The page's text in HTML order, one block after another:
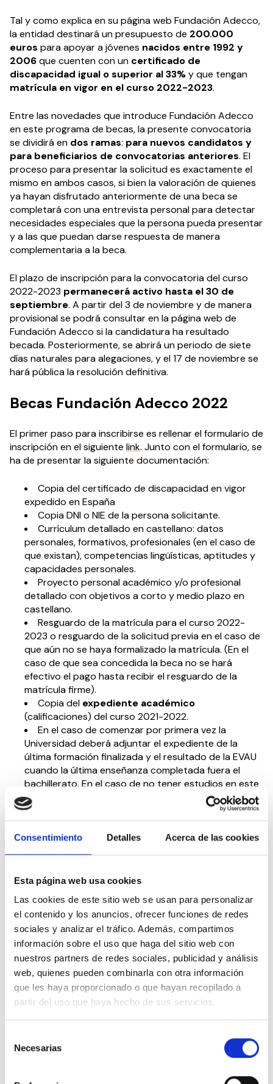
Consentimiento Detalles Acerca de las cookies
Esta página web usa cookies
Las cookies de este sitio web se usan para personalizar
el contenido y los anuncios, ofrecer funciones de redes
sociales y analizar el tráfico. Además, compartimos
información sobre el uso que haga del sitio web con
nuestros partners de redes sociales, publicidad y análisis
web, quienes pueden combinarla con otra información
que les haya proporcionado o que hayan recopilado a
partir del uso que haya hecho de sus servicios.
Necesarias
Tal y como explica en su página web Fundación Adecco,
la entidad destinará un presupuesto de 200.000
euros para apoyar a jóvenes nacidos entre 1992 y
2006que cuenten con un certificado de
discapacidad igual o superior al 33%y que tengan
matrícula en vigor en el curso 2022-2023.
Entre las novedades que introduce Fundación Adecco
en este programa de becas, la presente convocatoria
se dividirá en dos ramas: para nuevos candidatos y
para beneficiarios de convocatorias anteriores. El
proceso para presentar la solicitud es exactamente el
mismo en ambos casos, si bien la valoración de quienes
ya hayan disfrutado anteriormente de una beca se
completará con una entrevista personal para detectar
necesidades especiales que la persona pueda presentar
y a las que puedan darse respuesta de manera
complementaria a la beca.
El plazo de inscripción para la convocatoria del curso
2022-2023 permanecerá activo hasta el 30 de
septiembre. A partir del 3 de noviembre y de manera
provisional se podrá consultar en la página web de
Fundación Adecco si la candidatura ha resultado
becada. Posteriormente, se abrirá un periodo de siete
días naturales para alegaciones, y el 17 de noviembre se
hará pública la resolución definitiva.
Becas Fundación Adecco 2022
El primer paso para inscribirse es rellenar el formulario de
inscripciónen el siguiente link. Junto con el formulario, se
ha de presentar la siguiente documentación:
Copia del certificado de discapacidad en vigor
expedido en España
Copia DNI o NIE de la persona solicitante.
Currículum detallado en castellano: datos
personales, formativos, profesionales (en el caso de
que existan), competencias lingüísticas, aptitudes y
capacidades personales.
Proyecto personal académico y/o profesional
detallado con objetivos a corto y medio plazo en
castellano.
Resguardo de la matrícula para el curso 2022-
2023 o resguardo de la solicitud previa en el caso de
que aún no se haya formalizado la matrícula. (En el
caso de que sea concedida la beca no se hará
efectivo el pago hasta recibir el resguardo de la
matrícula firme).
Copia del expediente académico
(calificaciones) del curso 2021-2022.
En el caso de comenzar por primera vez la
Universidad deberá adjuntar el expediente de la
última formación finalizada y el resultado de la EVAU
cuando la última enseñanza completada fuera el
bachillerato. En el caso de no tener estudios en este
curso será de los últimos
finalizados cómo máximo
en diciembre 2017
Presupuesto detallado del destino de los fondos
de la Beca en castellano.
Vida laboral (en el caso de que haya tenido alguna
Acreditación denivel de inglés
Tras la publicación de la Resolución Provisional, se
establece un periodo de 7 días naturales (hasta el 10 de
noviembre a las 18:00 horas) para que los solicitantes
puedan presentar alegaciones a través del correo
electrónico becasfundacionadecco@adecco.com.
El17 de noviembre de 2022se hará pública en la web
de Fundación Adecco laResolución Definitiva,
Fundación Adecco y se comunicará por correo
electrónico a cada uno de los solicitantes.